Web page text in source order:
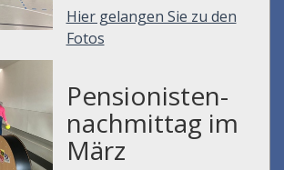
Hier gelangen Sie zu den
Fotos
Pensionisten-
nachmittag im
März